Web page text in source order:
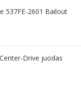
537FE-2601 Bailout
Drive juodas